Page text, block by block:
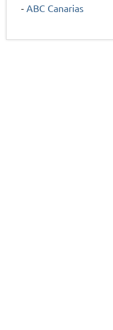
- ABC Canarias